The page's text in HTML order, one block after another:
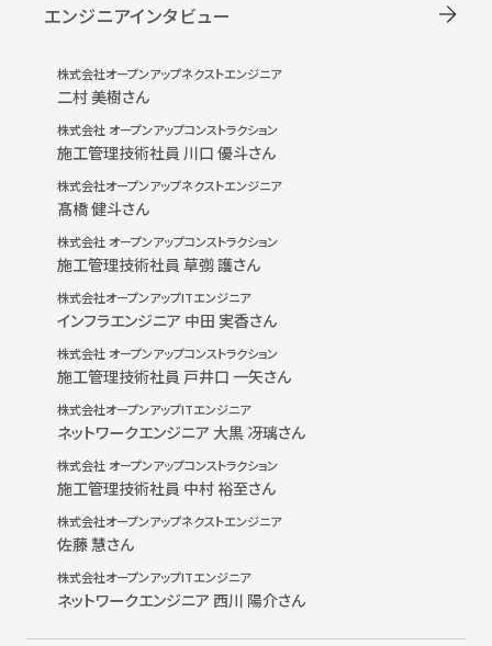
エンジニアインタビュー
株式会社オープンアップネクストエンジニア
二村 美樹さん
株式会社 オープンアップコンストラクション
施工管理技術社員 川口 優斗さん
株式会社オープンアップネクストエンジニア
髙橋 健斗さん
株式会社 オープンアップコンストラクション
施工管理技術社員 草彅 護さん
株式会社オープンアップITエンジニア
インフラエンジニア 中田 実香さん
株式会社 オープンアップコンストラクション
施工管理技術社員 戸井口 一矢さん
株式会社オープンアップITエンジニア
ネットワークエンジニア 大黒 冴璃さん
株式会社 オープンアップコンストラクション
施工管理技術社員 中村 裕至さん
株式会社オープンアップネクストエンジニア
佐藤 慧さん
株式会社オープンアップITエンジニア
ネットワークエンジニア 西川 陽介さん